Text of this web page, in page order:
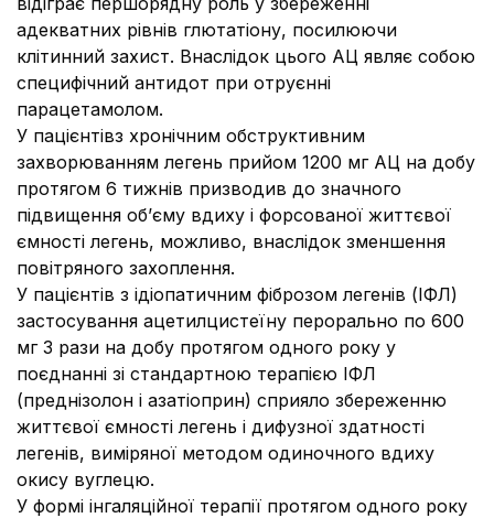
адекватних рівнів глютатiону, посилюючи
клітинний захист. Внаслідок цього АЦ являє собою
специфічний антидот при отруєнні
парацетамолом.
У пацієнтівз хронічним обструктивним
захворюванням легень прийом 1200 мг АЦ на добу
протягом 6 тижнів призводив до значного
підвищення об’єму вдиху і форсованої життєвої
ємності легень, можливо, внаслідок зменшення
повітряного захоплення.
У пацієнтів з ідіопатичним фіброзом легенiв (ІФЛ)
застосування ацетилцистеїну перорально по 600
мг 3 рази на добу протягом одного року у
поєднанні зі стандартною терапією ІФЛ
(преднізолон і азатіоприн) сприяло збереженню
життєвої ємності легень і дифузної здатності
легенiв, виміряної методом одиночного вдиху
окису вуглецю.
У формі інгаляційної терапії протягом одного року